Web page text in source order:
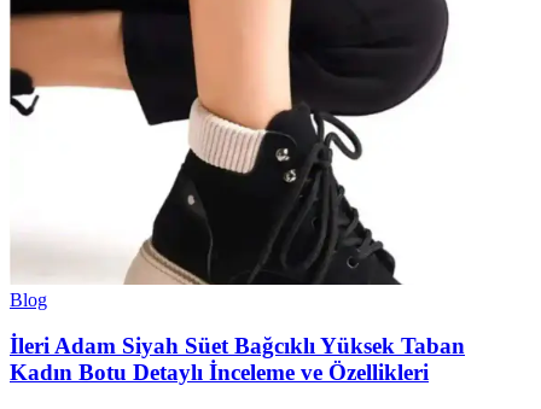
Blog
İleri Adam Siyah Süet Bağcıklı Yüksek Taban
Kadın Botu Detaylı İnceleme ve Özellikleri